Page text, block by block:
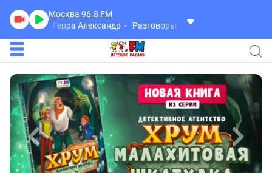
Москва 96.8 FM
Герра Александр
Разговоры